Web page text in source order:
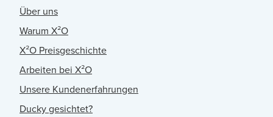
Über uns
Warum X²O
X²O Preisgeschichte
Arbeiten bei X²O
Unsere Kundenerfahrungen
Ducky gesichtet?